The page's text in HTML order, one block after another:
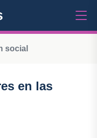
social
en las